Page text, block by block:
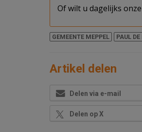
Of wilt u dagelijks
GEMEENTE MEPPEL PAUL
Artikel delen
Delen via e-mail
Delen op X